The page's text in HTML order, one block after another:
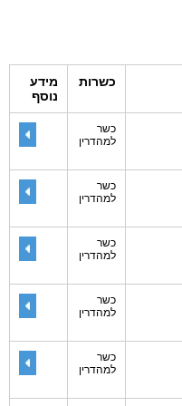
כשרות
מידע
נוסף
כשר
למהדרין
כשר
למהדרין
כשר
למהדרין
כשר
למהדרין
כשר
למהדרין